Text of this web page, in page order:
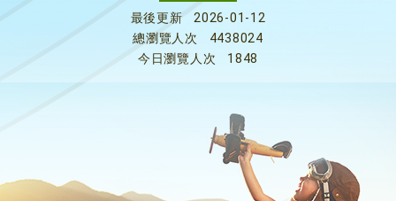
最後更新
2026-01-12
總瀏覽人次
4438024
今日瀏覽人次
1848